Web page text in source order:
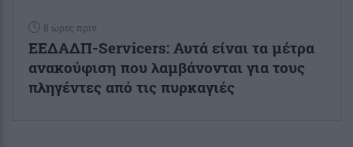
8 ώρες πριν
ΕΕΔΑΔΠ-Servicers: Αυτά είναι τα μέτρα
ανακούφιση που λαμβάνονται για τους
πληγέντες από τις πυρκαγιές